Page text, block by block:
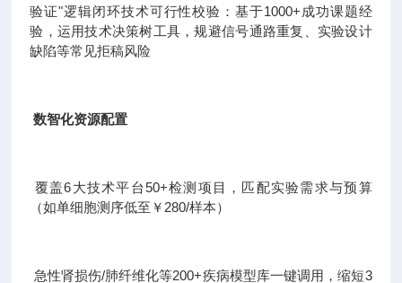
验证"逻辑闭环技术可行性校验：基于1000+成功课题经
验，运用技术决策树工具，规避信号通路重复、实验设计
缺陷等常见拒稿风险
数智化资源配置
覆盖6大技术平台50+检测项目，匹配实验需求与预算
（如单细胞测序低至￥280/样本）
急性肾损伤/肺纤维化等200+疾病模型库一键调用，缩短3